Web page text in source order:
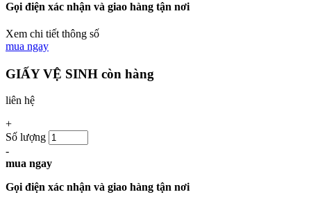
Gọi điện xác nhận và giao hàng tận nơi
Xem chi tiết thông số
mua ngay
GIẤY VỆ SINH còn hàng
liên hệ
+
Số lượng
-
mua ngay
Gọi điện xác nhận và giao hàng tận nơi